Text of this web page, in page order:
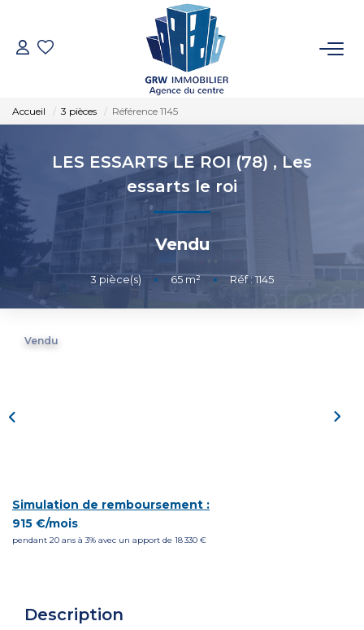
ACCUEIL
VENTES
LOCATIONS
ESTIMATION
Accueil 3 pièces Référence 1145
LES ESSARTS LE ROI (78) , Les
essarts le roi
Vendu
3pièce(s) • 65m² • Réf : 1145
Vendu
Simulation de remboursement :
915 €/mois
pendant 20 ans à 3% avec un apport de 18 330 €
Description